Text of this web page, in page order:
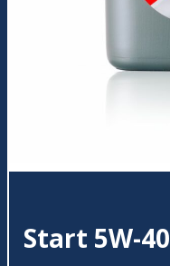
Start 5W-40